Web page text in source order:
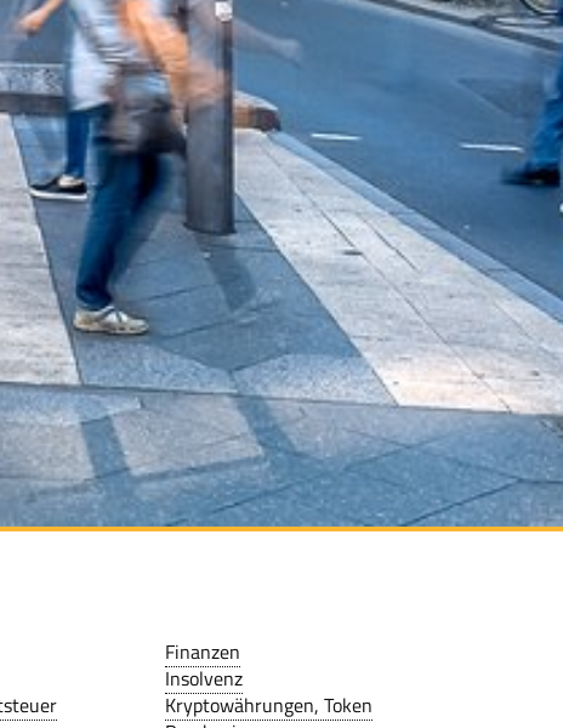
Finanzen
Insolvenz
Kryptowährungen, Token